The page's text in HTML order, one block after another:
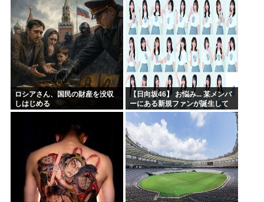
ロシアさん、国民の財産を没収
しはじめる
【日向坂46】 お悩み... 某メンバ
ーにある新規ファンが誕生して
いた